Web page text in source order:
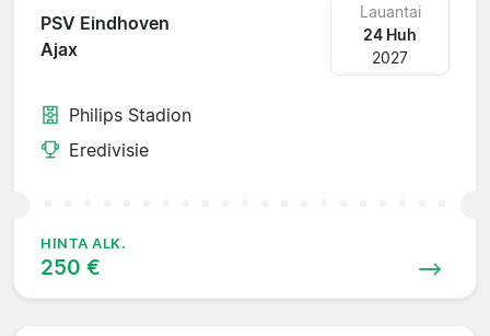
PSV Eindhoven
Ajax
Lauantai
24 Huh
2027
Philips Stadion
Eredivisie
HINTA ALK.
250 €